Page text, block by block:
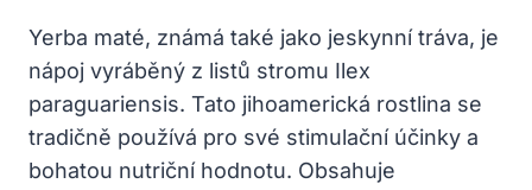
Yerba maté, známá také jako jeskynní tráva, je
nápoj vyráběný z listů stromu Ilex
paraguariensis. Tato jihoamerická rostlina se
tradičně používá pro své stimulační účinky a
bohatou nutriční hodnotu. Obsahuje